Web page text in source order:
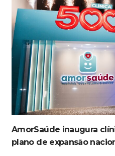
AmorSaúde inaugura
plano de expansão